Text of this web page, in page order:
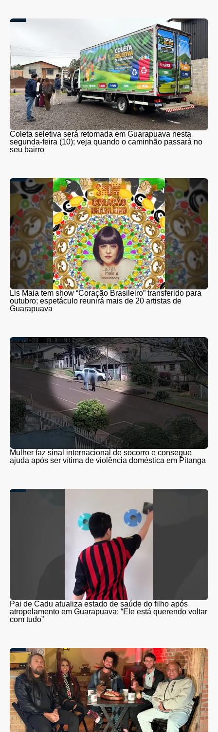
Coleta seletiva será retomada em Guarapuava nesta
segunda-feira (10); veja quando o caminhão passará no
seu bairro
Lis Maia tem show “Coração Brasileiro” transferido para
outubro; espetáculo reunirá mais de 20 artistas de
Guarapuava
Mulher faz sinal internacional de socorro e consegue
ajuda após ser vítima de violência doméstica em Pitanga
Pai de Cadu atualiza estado de saúde do filho após
atropelamento em Guarapuava: “Ele está querendo voltar
com tudo”